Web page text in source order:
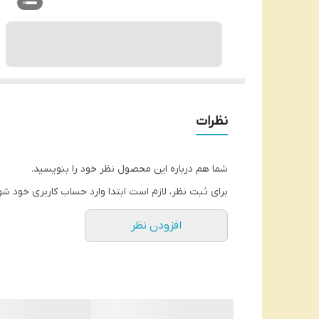
نظرات
شما هم درباره این محصول نظر خود را بنویسید.
برای ثبت نظر، لازم است ابتدا وارد حساب کاربری خود
افزودن نظر